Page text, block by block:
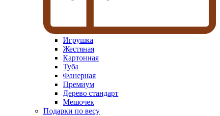
Игрушка
Жестяная
Картонная
Туба
Фанерная
Премиум
Дерево стандарт
Мешочек
Подарки по весу